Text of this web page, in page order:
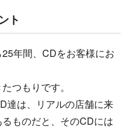
ト
年間、CDをお客様にお
つもりです。
達は、リアルの店舗に来
ものだと、そのCDには